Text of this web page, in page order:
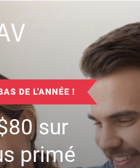
DE L'ANNÉE !
80sur
primé